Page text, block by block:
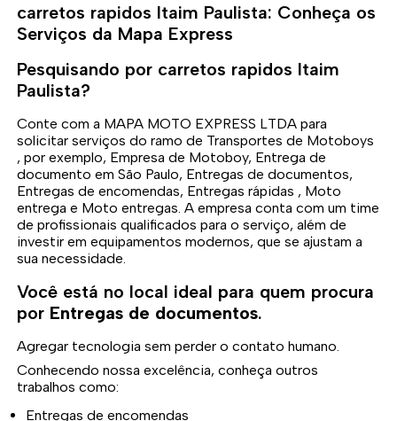
carretos rapidos Itaim Paulista: Conheça os
Serviços da Mapa Express
Pesquisando por carretos rapidos Itaim
Paulista?
Conte com a MAPA MOTO EXPRESS LTDA para
solicitar serviços do ramo de Transportes de Motoboys
, por exemplo, Empresa de Motoboy, Entrega de
documento em São Paulo, Entregas de documentos,
Entregas de encomendas, Entregas rápidas , Moto
entrega e Moto entregas. A empresa conta com um time
de profissionais qualificados para o serviço, além de
investir em equipamentos modernos, que se ajustam a
sua necessidade.
Você está no local ideal para quem procura
por Entregas de documentos.
Agregar tecnologia sem perder o contato humano.
Conhecendo nossa excelência, conheça outros
trabalhos como:
Entregas de encomendas